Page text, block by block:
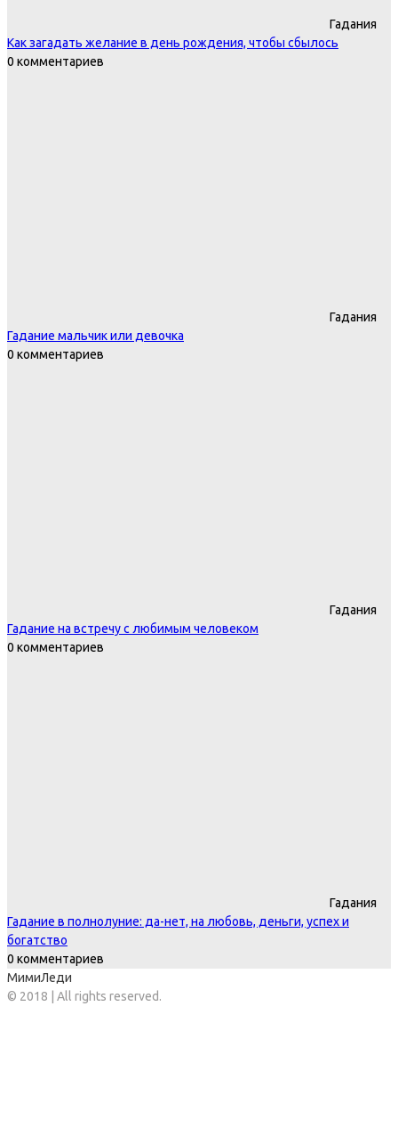
Гадания
Как загадать желание в день рождения, чтобы сбылось
0 комментариев
Гадания
Гадание мальчик или девочка
0 комментариев
Гадания
Гадание на встречу с любимым человеком
0 комментариев
Гадания
Гадание в полнолуние: да-нет, на любовь, деньги, успех и
богатство
0 комментариев
МимиЛеди
© 2018 | All rights reserved.